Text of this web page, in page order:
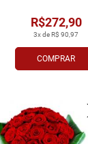
COMPRAR
3x de R$ 90,97
R$272,90